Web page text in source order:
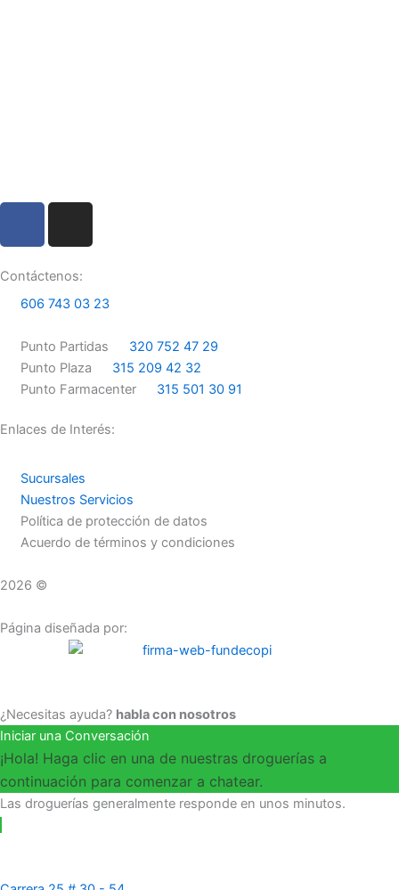
e
b
o
k
t
a
r
a
m
Contáctenos:
606 743 03 23
Punto Partidas
320 752 47 29
Punto Plaza
315 209 42 32
Punto Farmacenter
315 501 30 91
Enlaces de Interés:
Sucursales
Nuestros Servicios
Política de protección de datos
Acuerdo de términos y condiciones
2026 ©
Página diseñada por:
¿Necesitas ayuda? habla con nosotros
Iniciar una Conversación
¡Hola! Haga clic en una de nuestras droguerías a
continuación para comenzar a chatear.
Las droguerías generalmente responde en unos minutos.